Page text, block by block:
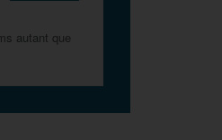
autant que